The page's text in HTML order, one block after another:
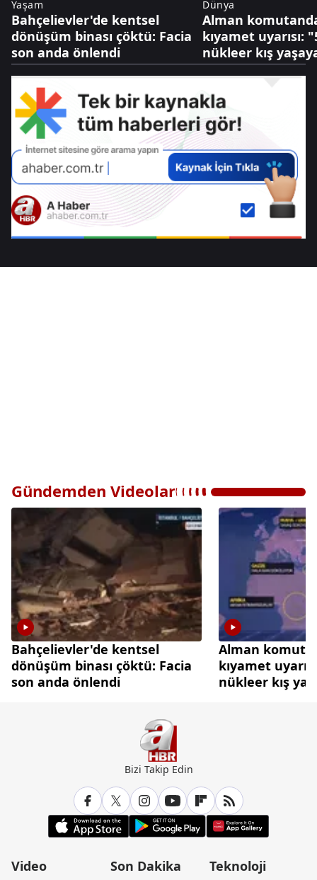
Yaşam
Bahçelievler'de kentsel
dönüşüm binası çöktü: Facia
son anda önlendi
Dünya
Alman
kıyamet uyarısı:
nükleer kış
Gündemden Videolar
Bahçelievler'de kentsel
dönüşüm binası çöktü: Facia
son anda önlendi
Alman
kıyamet
nükleer kış
Bizi Takip Edin
Video
Son Dakika
Teknoloji